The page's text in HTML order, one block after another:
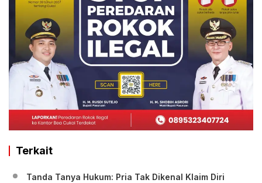
Terkait
Tanda Tanya Hukum: Pria Tak Dikenal Klaim Diri